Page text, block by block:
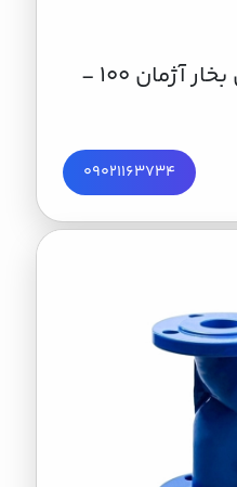
شیر صافي بسكتي بخار آژمان 100 -
09021163734